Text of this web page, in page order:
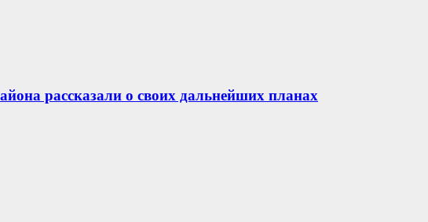
рассказали о своих дальнейших планах